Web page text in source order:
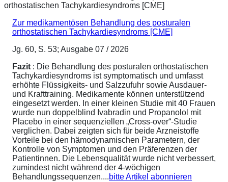
Zur medikamentösen Behandlung des posturalen
orthostatischen Tachykardiesyndroms [CME]
Jg. 60, S. 53; Ausgabe 07 / 2026
Fazit : Die Behandlung des posturalen orthostatischen
Tachykardiesyndroms ist symptomatisch und umfasst
erhöhte Flüssigkeits- und Salzzufuhr sowie Ausdauer-
und Krafttraining. Medikamente können unterstützend
eingesetzt werden. In einer kleinen Studie mit 40 Frauen
wurde nun doppelblind Ivabradin und Propanolol mit
Placebo in einer sequenziellen „Cross-over“-Studie
verglichen. Dabei zeigten sich für beide Arzneistoffe
Vorteile bei den hämodynamischen Parametern, der
Kontrolle von Symptomen und den Präferenzen der
Patientinnen. Die Lebensqualität wurde nicht verbessert,
zumindest nicht während der 4-wöchigen
Behandlungssequenzen....bitte Artikel abonnieren